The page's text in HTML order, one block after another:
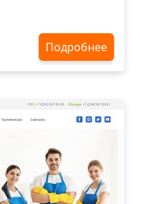
Подробнее